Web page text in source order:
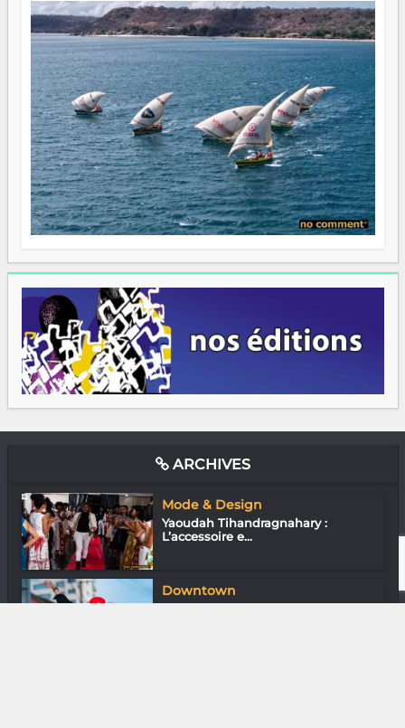
ARCHIVES
Mode & Design
Yaoudah Tihandragnahary :
L’accessoire e...
Downtown